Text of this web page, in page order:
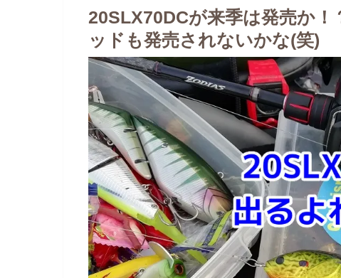
20SLX70DCが来季は発売か
ッドも発売されないかな(笑)